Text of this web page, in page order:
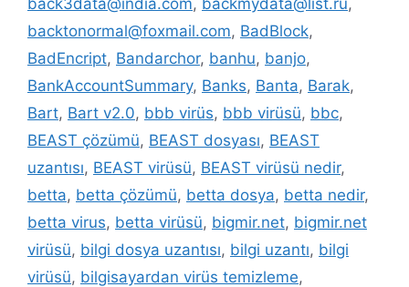
back3data@india.com, backmydata@list.ru,
backtonormal@foxmail.com, BadBlock,
BadEncript, Bandarchor, banhu, banjo,
BankAccountSummary, Banks, Banta, Barak,
Bart, Bart v2.0, bbb virüs, bbb virüsü, bbc,
BEAST çözümü, BEAST dosyası, BEAST
uzantısı, BEAST virüsü, BEAST virüsü nedir,
betta, betta çözümü, betta dosya, betta nedir,
betta virus, betta virüsü, bigmir.net, bigmir.net
virüsü, bilgi dosya uzantısı, bilgi uzantı, bilgi
virüsü, bilgisayardan virüs temizleme,